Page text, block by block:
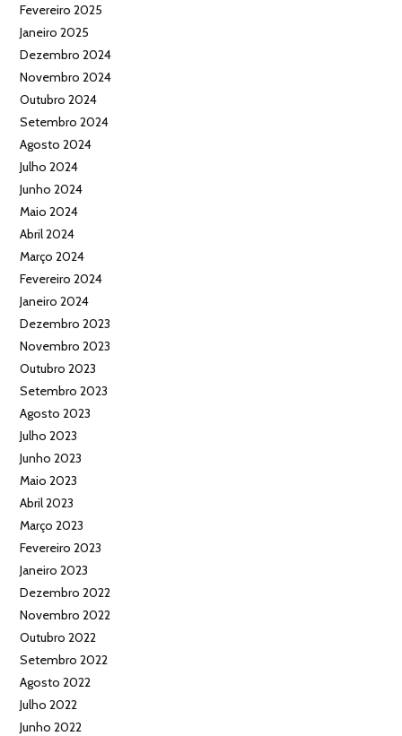
Fevereiro 2025
Janeiro 2025
Dezembro 2024
Novembro 2024
Outubro 2024
Setembro 2024
Agosto 2024
Julho 2024
Junho 2024
Maio 2024
Abril 2024
Março 2024
Fevereiro 2024
Janeiro 2024
Dezembro 2023
Novembro 2023
Outubro 2023
Setembro 2023
Agosto 2023
Julho 2023
Junho 2023
Maio 2023
Abril 2023
Março 2023
Fevereiro 2023
Janeiro 2023
Dezembro 2022
Novembro 2022
Outubro 2022
Setembro 2022
Agosto 2022
Julho 2022
Junho 2022